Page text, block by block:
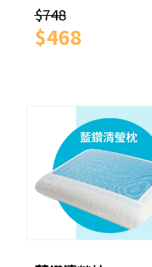
$748
$468